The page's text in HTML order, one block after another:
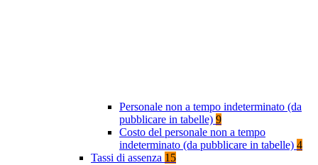
Personale non a tempo indeterminato (da
pubblicare in tabelle) 9
Costo del personale non a tempo
indeterminato (da pubblicare in tabelle) 4
Tassi di assenza 15